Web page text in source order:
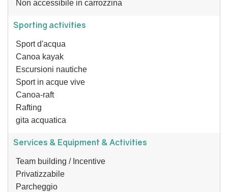
Non accessibile in carrozzina
Sporting activities
Sport d'acqua
Canoa kayak
Escursioni nautiche
Sport in acque vive
Canoa-raft
Rafting
gita acquatica
Services & Equipment & Activities
Team building / Incentive
Privatizzabile
Parcheggio